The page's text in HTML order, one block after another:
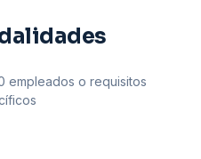
empleados o requisitos